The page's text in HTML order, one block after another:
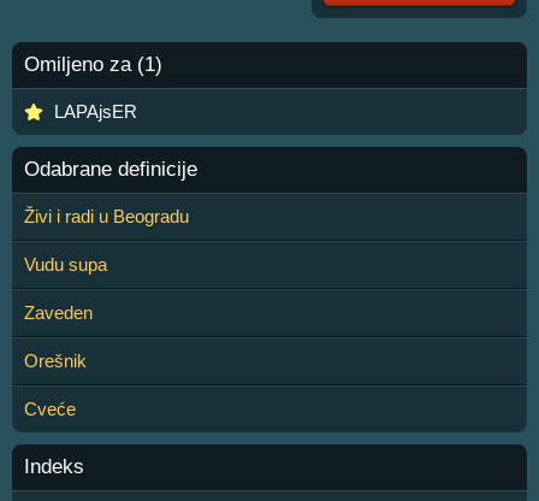
Omiljeno za (1)
LAPAjsER
Odabrane definicije
Živi i radi u Beogradu
Vudu supa
Zaveden
Orešnik
Cveće
Indeks